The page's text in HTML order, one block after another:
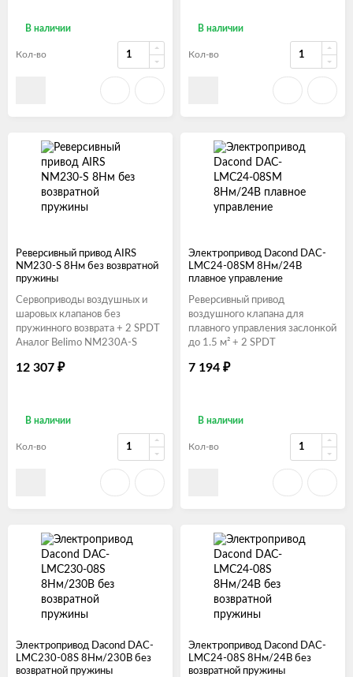
В наличии
Кол-во
В наличии
Кол-во
Реверсивный привод AIRS
NM230-S 8Нм без возвратной
пружины
Сервоприводы воздушных и
шаровых клапанов без
пружинного возврата + 2 SPDT
Аналог Belimo NM230A-S
12 307 ₽
В наличии
Кол-во
Электропривод Dacond DAC-
LMC24-08SM 8Нм/24В
плавное управление
Реверсивный привод
воздушного клапана для
плавного управления заслонкой
до 1.5 м² + 2 SPDT
7 194 ₽
В наличии
Кол-во
Электропривод Dacond DAC-
LMC230-08S 8Нм/230В без
возвратной пружины
Электропривод Dacond DAC-
LMC24-08S 8Нм/24В без
возвратной пружины